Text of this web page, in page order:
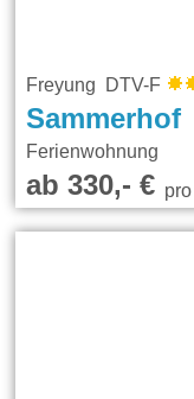
Freyung DTV-F
Sammerhof
Ferienwohnung
ab 330,- €pro